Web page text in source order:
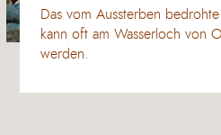
Das vom Aussterben
kann oft am Wasserloch von
werden.